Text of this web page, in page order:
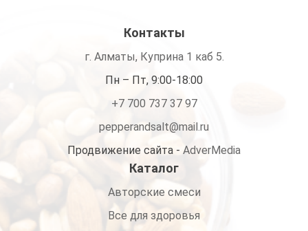
Контакты
г. Алматы, Куприна 1 каб 5.
Пн – Пт, 9:00-18:00
+7 700 737 37 97
pepperandsalt@mail.ru
Продвижение сайта - AdverMedia
Каталог
Авторские смеси
Все для здоровья